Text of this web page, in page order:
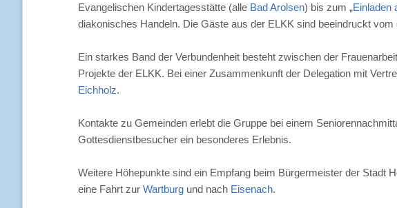
Evangelischen Kindertagesstätte (alle Bad Arolsen) bis zum „Einladen
diakonisches Handeln. Die Gäste aus der ELKK sind beeindruckt
Ein starkes Band der Verbundenheit besteht zwischen der
Projekte der ELKK. Bei einer Zusammenkunft der Delegation mit
Eichholz.
Kontakte zu Gemeinden erlebt die Gruppe bei einem
Gottesdienstbesucher ein besonderes Erlebnis.
Weitere Höhepunkte sind ein Empfang beim Bürgermeister der Stadt
eine Fahrt zur Wartburgund nach Eisenach.